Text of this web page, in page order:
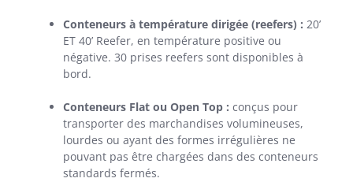
Conteneurs à température dirigée (reefers) : 20’
ET 40’ Reefer, en température positive ou
négative. 30 prises reefers sont disponibles à
bord.
Conteneurs Flat ou Open Top : conçus pour
transporter des marchandises volumineuses,
lourdes ou ayant des formes irrégulières ne
pouvant pas être chargées dans des conteneurs
standards fermés.